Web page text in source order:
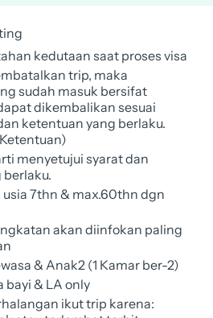
kedutaan saat proses visa
trip, maka
sudah masuk bersifat
dikembalikan sesuai
ketentuan yang berlaku.
menyetujui syarat dan
usia 7thn & max.60thn dgn
akan diinfokan paling
& Anak2 (1 Kamar ber-2)
bayi & LA only
ikut trip karena: